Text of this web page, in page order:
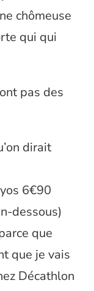
chômeuse
qui qui
pas des
dirait
6€90
dessous)
que
que je vais
Décathlon